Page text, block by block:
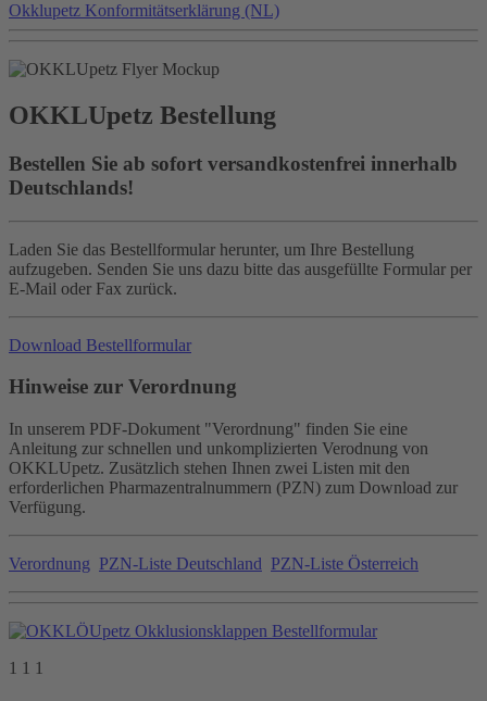
Okklupetz Konformitätserklärung (NL)
OKKLUpetz Bestellung
Bestellen Sie ab sofort versandkostenfrei innerhalb
Deutschlands!
Laden Sie das Bestellformular herunter, um Ihre Bestellung
aufzugeben. Senden Sie uns dazu bitte das ausgefüllte Formular per
E-Mail oder Fax zurück.
Download Bestellformular
Hinweise zur Verordnung
In unserem PDF-Dokument "Verordnung" finden Sie eine
Anleitung zur schnellen und unkomplizierten Verodnung von
OKKLUpetz. Zusätzlich stehen Ihnen zwei Listen mit den
erforderlichen Pharmazentralnummern (PZN) zum Download zur
Verfügung.
Verordnung PZN-Liste Deutschland PZN-Liste Österreich
1 1 1